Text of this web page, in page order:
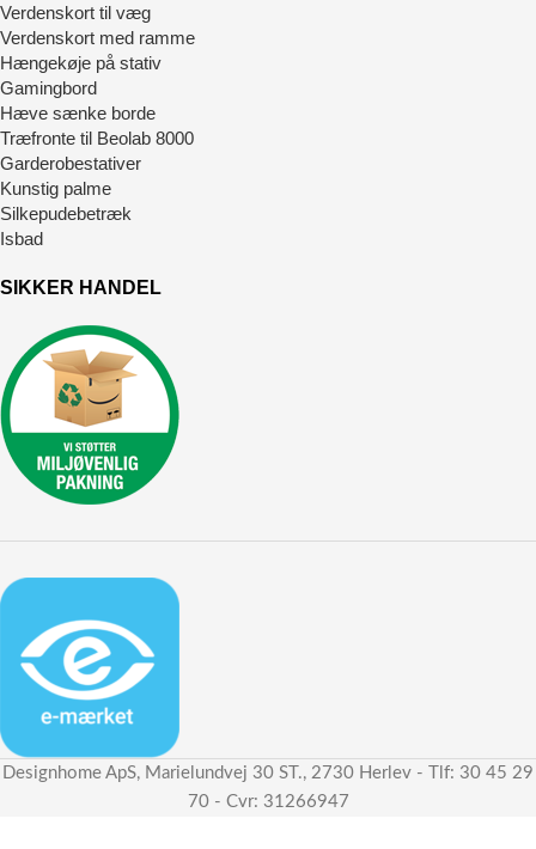
Verdenskort til væg
Verdenskort med ramme
Hængekøje på stativ
Gamingbord
Hæve sænke borde
Træfronte til Beolab 8000
Garderobestativer
Kunstig palme
Silkepudebetræk
Isbad
SIKKER HANDEL
Designhome ApS, Marielundvej 30 ST., 2730 Herlev - Tlf: 30 45 29
70 - Cvr: 31266947